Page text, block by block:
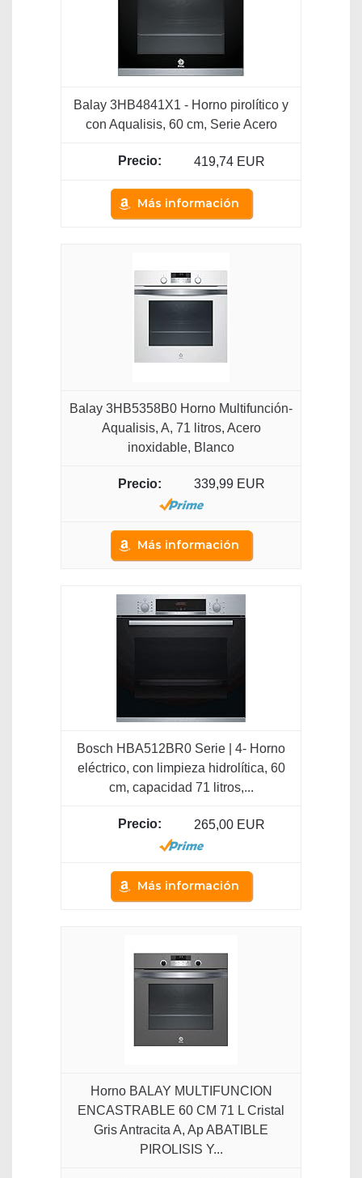
Balay 3HB4841X1 - Horno pirolítico y
con Aqualisis, 60 cm, Serie Acero
419,74 EUR
Más información
Balay 3HB5358B0 Horno Multifunción-
Aqualisis, A, 71 litros, Acero
inoxidable, Blanco
339,99 EUR
Más información
Bosch HBA512BR0 Serie | 4- Horno
eléctrico, con limpieza hidrolítica, 60
cm, capacidad 71 litros,...
265,00 EUR
Más información
Horno BALAY MULTIFUNCION
ENCASTRABLE 60 CM 71 L Cristal
Gris Antracita A, Ap ABATIBLE
PIROLISIS Y...